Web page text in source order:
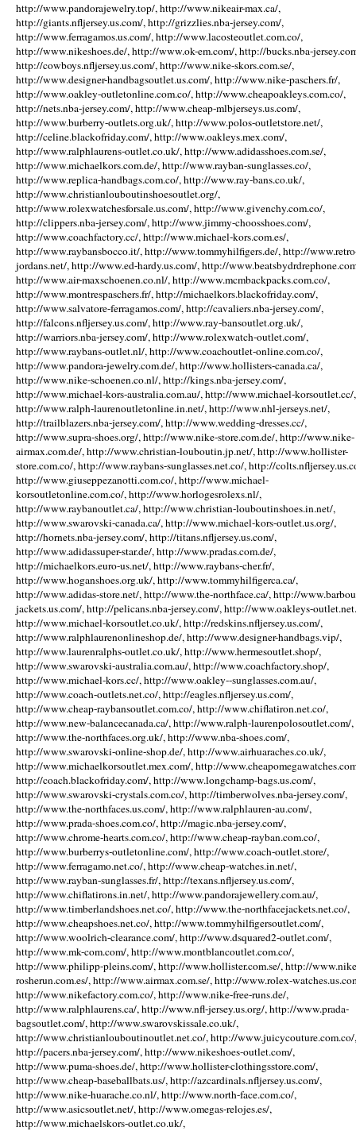
http://www.pandorajewelry.top/, http://www.nikeair-max.ca/,
http://giants.nfljersey.us.com/, http://grizzlies.nba-jersey.com/,
http://www.ferragamos.us.com/, http://www.lacosteoutlet.com.co/,
http://www.nikeshoes.de/, http://www.ok-em.com/, http://bucks.nba-
http://cowboys.nfljersey.us.com/, http://www.nike-skors.com.se/,
http://www.designer-handbagsoutlet.us.com/, http://www.nike-paschers.fr/,
http://www.oakley-outletonline.com.co/, http://www.cheapoakleys.com.co/,
http://nets.nba-jersey.com/, http://www.cheap-mlbjerseys.us.com/,
http://www.burberry-outlets.org.uk/, http://www.polos-outletstore.net/,
http://celine.blackofriday.com/, http://www.oakleys.mex.com/,
http://www.ralphlaurens-outlet.co.uk/, http://www.adidasshoes.com.se/,
http://www.michaelkors.com.de/, http://www.rayban-sunglasses.co/,
http://www.replica-handbags.com.co/, http://www.ray-bans.co.uk/,
http://www.christianlouboutinshoesoutlet.org/,
http://www.rolexwatchesforsale.us.com/, http://www.givenchy.com.co/,
http://clippers.nba-jersey.com/, http://www.jimmy-choosshoes.com/,
http://www.coachfactory.cc/, http://www.michael-kors.com.es/,
http://www.raybansbocco.it/, http://www.tommyhilfigers.de/, http://
jordans.net/, http://www.ed-hardy.us.com/, http://
http://www.air-maxschoenen.co.nl/, http://www.mcmbackpacks.com.co/,
http://www.montrespaschers.fr/, http://michaelkors.blackofriday.com/,
http://www.salvatore-ferragamos.com/, http://cavaliers.nba-jersey.com/,
http://falcons.nfljersey.us.com/, http://www.ray-bansoutlet.org.uk/,
http://warriors.nba-jersey.com/, http://www.rolexwatch-outlet.com/,
http://www.raybans-outlet.nl/, http://www.coachoutlet-online.com.co/,
http://www.pandora-jewelry.com.de/, http://www.hollisters-canada.ca/,
http://www.nike-schoenen.co.nl/, http://kings.nba-jersey.com/,
http://www.michael-kors-australia.com.au/, http://www.michael-korsoutlet.cc/,
http://www.ralph-laurenoutletonline.in.net/, http://www.nhl-jerseys.net/,
http://trailblazers.nba-jersey.com/, http://www.wedding-dresses.cc/,
http://www.supra-shoes.org/, http://www.nike-store.com.de/, http://www.nike-
airmax.com.de/, http://www.christian-louboutin.jp.net/, http://www.hollister-
store.com.co/, http://www.raybans-sunglasses.net.co/, http://
http://www.giuseppezanotti.com.co/, http://www.michael-
korsoutletonline.com.co/, http://www.horlogesrolexs.nl/,
http://www.raybanoutlet.ca/, http://www.christian-louboutinshoes.in.net/,
http://www.swarovski-canada.ca/, http://www.michael-kors-outlet.us.org/,
http://hornets.nba-jersey.com/, http://titans.nfljersey.us.com/,
http://www.adidassuper-star.de/, http://www.pradas.com.de/,
http://michaelkors.euro-us.net/, http://www.raybans-cher.fr/,
http://www.hoganshoes.org.uk/, http://www.tommyhilfigerca.ca/,
http://www.adidas-store.net/, http://www.the-northface.ca/, http://
jackets.us.com/, http://pelicans.nba-jersey.com/, http://www.oakleys-
http://www.michael-korsoutlet.co.uk/, http://redskins.nfljersey.us.com/,
http://www.ralphlaurenonlineshop.de/, http://www.designer-handbags.vip/,
http://www.laurenralphs-outlet.co.uk/, http://www.hermesoutlet.shop/,
http://www.swarovski-australia.com.au/, http://www.coachfactory.shop/,
http://www.michael-kors.cc/, http://www.oakley--sunglasses.com.au/,
http://www.coach-outlets.net.co/, http://eagles.nfljersey.us.com/,
http://www.cheap-raybansoutlet.com.co/, http://www.chiflatiron.net.co/,
http://www.new-balancecanada.ca/, http://www.ralph-laurenpolosoutlet.com/,
http://www.the-northfaces.org.uk/, http://www.nba-shoes.com/,
http://www.swarovski-online-shop.de/, http://www.airhuaraches.co.uk/,
http://www.michaelkorsoutlet.mex.com/, http://
http://coach.blackofriday.com/, http://www.longchamp-bags.us.com/,
http://www.swarovski-crystals.com.co/, http://timberwolves.nba-jersey.com/,
http://www.the-northfaces.us.com/, http://www.ralphlauren-au.com/,
http://www.prada-shoes.com.co/, http://magic.nba-jersey.com/,
http://www.chrome-hearts.com.co/, http://www.cheap-rayban.com.co/,
http://www.burberrys-outletonline.com/, http://www.coach-outlet.store/,
http://www.ferragamo.net.co/, http://www.cheap-watches.in.net/,
http://www.rayban-sunglasses.fr/, http://texans.nfljersey.us.com/,
http://www.chiflatirons.in.net/, http://www.pandorajewellery.com.au/,
http://www.timberlandshoes.net.co/, http://www.the-northfacejackets.net.co/,
http://www.cheapshoes.net.co/, http://www.tommyhilfigersoutlet.com/,
http://www.woolrich-clearance.com/, http://www.dsquared2-outlet.com/,
http://www.mk-com.com/, http://www.montblancoutlet.com.co/,
http://www.philipp-pleins.com/, http://www.hollister.com.se/, http://
rosherun.com.es/, http://www.airmax.com.se/, http://www.rolex-
http://www.nikefactory.com.co/, http://www.nike-free-runs.de/,
http://www.ralphlaurens.ca/, http://www.nfl-jersey.us.org/, http://www.prada-
bagsoutlet.com/, http://www.swarovskissale.co.uk/,
http://www.christianlouboutinoutlet.net.co/, http://www.juicycouture.com.co/,
http://pacers.nba-jersey.com/, http://www.nikeshoes-outlet.com/,
http://www.puma-shoes.de/, http://www.hollister-clothingsstore.com/,
http://www.cheap-baseballbats.us/, http://azcardinals.nfljersey.us.com/,
http://www.nike-huarache.co.nl/, http://www.north-face.com.co/,
http://www.asicsoutlet.net/, http://www.omegas-relojes.es/,
http://www.michaelskors-outlet.co.uk/,